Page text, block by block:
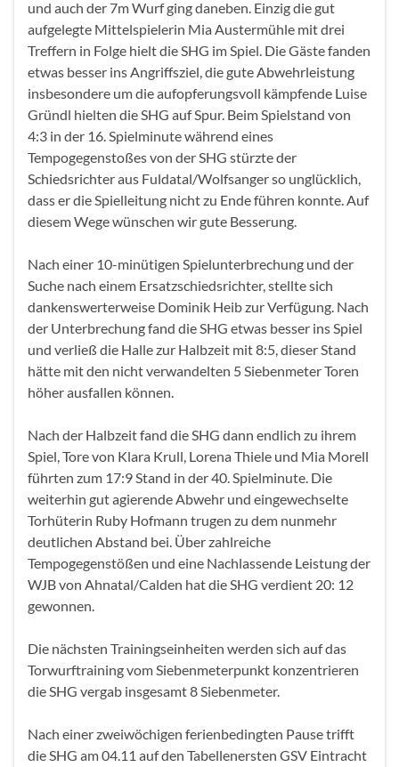
und auch der 7m Wurf ging daneben. Einzig die gut
aufgelegte Mittelspielerin Mia Austermühle mit drei
Treffern in Folge hielt die SHG im Spiel. Die Gäste fanden
etwas besser ins Angriffsziel, die gute Abwehrleistung
insbesondere um die aufopferungsvoll kämpfende Luise
Gründl hielten die SHG auf Spur. Beim Spielstand von
4:3 in der 16. Spielminute während eines
Tempogegenstoßes von der SHG stürzte der
Schiedsrichter aus Fuldatal/Wolfsanger so unglücklich,
dass er die Spielleitung nicht zu Ende führen konnte. Auf
diesem Wege wünschen wir gute Besserung.
Nach einer 10-minütigen Spielunterbrechung und der
Suche nach einem Ersatzschiedsrichter, stellte sich
dankenswerterweise Dominik Heib zur Verfügung. Nach
der Unterbrechung fand die SHG etwas besser ins Spiel
und verließ die Halle zur Halbzeit mit 8:5, dieser Stand
hätte mit den nicht verwandelten 5 Siebenmeter Toren
höher ausfallen können.
Nach der Halbzeit fand die SHG dann endlich zu ihrem
Spiel, Tore von Klara Krull, Lorena Thiele und Mia Morell
führten zum 17:9 Stand in der 40. Spielminute. Die
weiterhin gut agierende Abwehr und eingewechselte
Torhüterin Ruby Hofmann trugen zu dem nunmehr
deutlichen Abstand bei. Über zahlreiche
Tempogegenstößen und eine Nachlassende Leistung der
WJB von Ahnatal/Calden hat die SHG verdient 20: 12
gewonnen.
Die nächsten Trainingseinheiten werden sich auf das
Torwurftraining vom Siebenmeterpunkt konzentrieren
die SHG vergab insgesamt 8 Siebenmeter.
Nach einer zweiwöchigen ferienbedingten Pause trifft
die SHG am 04.11 auf den Tabellenersten GSV Eintracht